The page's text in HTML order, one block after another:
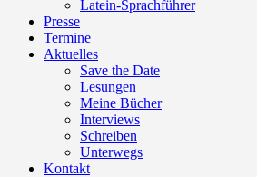
Latein-Sprachführer
Presse
Termine
Aktuelles
Save the Date
Lesungen
Meine Bücher
Interviews
Schreiben
Unterwegs
Kontakt